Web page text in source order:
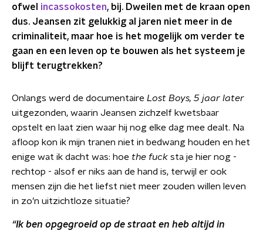
ofwel incassokosten, bij. Dweilen met de kraan open
dus. Jeansen zit gelukkig al jaren niet meer in de
criminaliteit, maar hoe is het mogelijk om verder te
gaan en een leven op te bouwen als het systeem je
blijft terugtrekken?
Onlangs werd de documentaire Lost Boys, 5 jaar later
uitgezonden, waarin Jeansen zichzelf kwetsbaar
opstelt en laat zien waar hij nog elke dag mee dealt. Na
afloop kon ik mijn tranen niet in bedwang houden en het
enige wat ik dacht was: hoe the fuck sta je hier nog -
rechtop - alsof er niks aan de hand is, terwijl er ook
mensen zijn die het liefst niet meer zouden willen leven
in zo’n uitzichtloze situatie?
“Ik ben opgegroeid op de straat en heb altijd in